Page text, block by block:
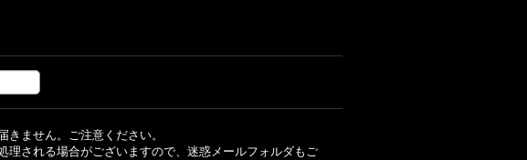
ません。ご注意ください。
理される場合がございますので、迷惑メールフォルダもご